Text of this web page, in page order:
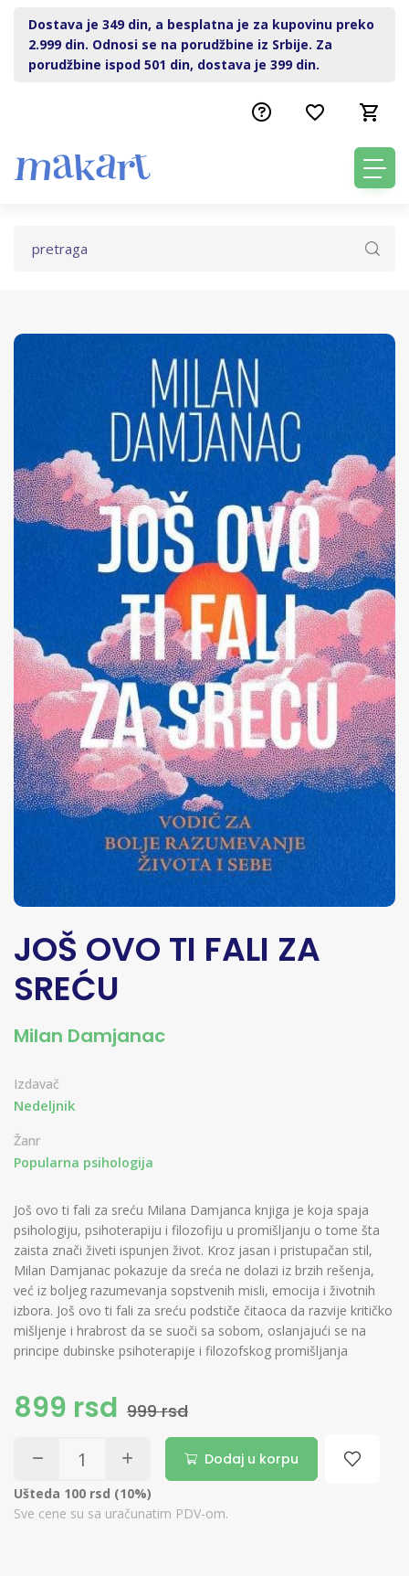
Dostava je 349 din, a besplatna je za kupovinu preko
2.999 din. Odnosi se na porudžbine iz Srbije. Za
porudžbine ispod 501 din, dostava je 399 din.
JOŠ OVO TI FALI ZA
SREĆU
Milan Damjanac
Izdavač
Nedeljnik
Žanr
Popularna psihologija
Još ovo ti fali za sreću Milana Damjanca knjiga je koja spaja
psihologiju, psihoterapiju i filozofiju u promišljanju o tome šta
zaista znači živeti ispunjen život. Kroz jasan i pristupačan stil,
Milan Damjanac pokazuje da sreća ne dolazi iz brzih rešenja,
već iz boljeg razumevanja sopstvenih misli, emocija i životnih
izbora. Još ovo ti fali za sreću podstiče čitaoca da razvije kritičko
mišljenje i hrabrost da se suoči sa sobom, oslanjajući se na
principe dubinske psihoterapije i filozofskog promišljanja
899 rsd 999 rsd
Dodaj u korpu
Ušteda 100 rsd (10%)
Sve cene su sa uračunatim PDV-om.